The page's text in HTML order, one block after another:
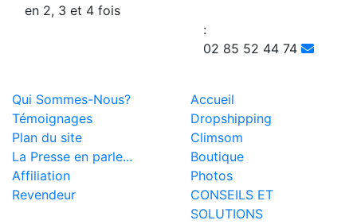
en 2, 3 et 4 fois
:
02 85 52 44 74
Qui Sommes-Nous?
Accueil
Témoignages
Dropshipping
Plan du site
Climsom
La Presse en parle...
Boutique
Affiliation
Photos
Revendeur
CONSEILS ET
SOLUTIONS